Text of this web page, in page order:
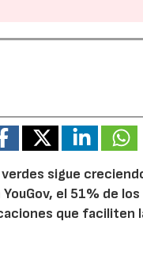
sigue
el 51% de los
que faciliten